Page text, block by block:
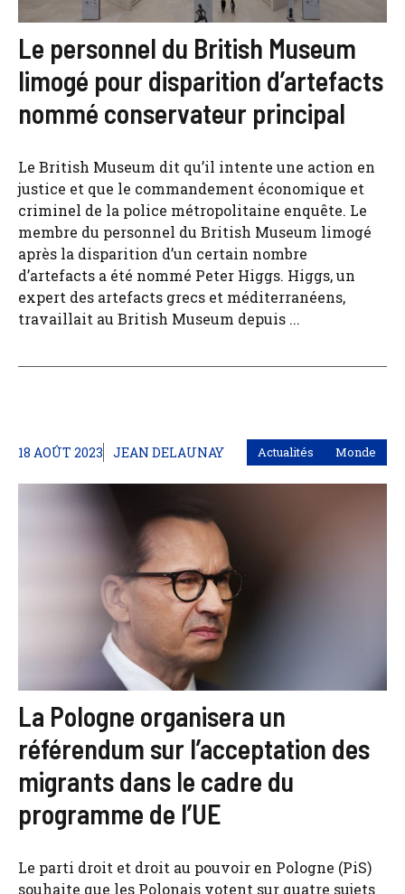
Le personnel du British Museum
limogé pour disparition d’artefacts
nommé conservateur principal
Le British Museum dit qu’il intente une action en
justice et que le commandement économique et
criminel de la police métropolitaine enquête. Le
membre du personnel du British Museum limogé
après la disparition d’un certain nombre
d’artefacts a été nommé Peter Higgs. Higgs, un
expert des artefacts grecs et méditerranéens,
travaillait au British Museum depuis ...
18 AOÛT 2023 JEAN DELAUNAY Actualités Monde
La Pologne organisera un
référendum sur l’acceptation des
migrants dans le cadre du
programme de l’UE
Le parti droit et droit au pouvoir en Pologne (PiS)
souhaite que les Polonais votent sur quatre sujets